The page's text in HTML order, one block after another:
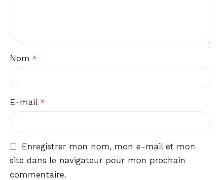
Nom *
E-mail *
Enregistrer mon nom, mon e-mail et mon
site dans le navigateur pour mon prochain
commentaire.